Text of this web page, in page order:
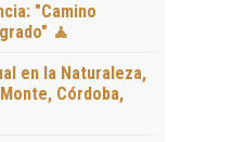
"Camino
🧘
en la Naturaleza,
Córdoba,